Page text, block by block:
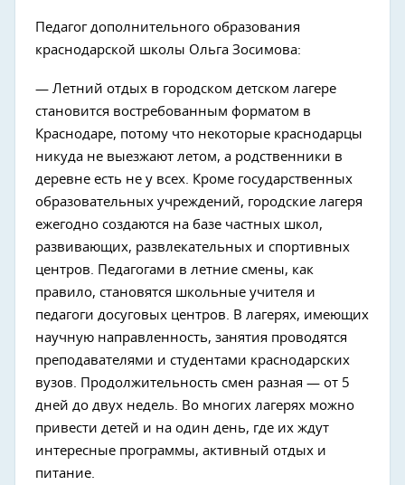
Педагог дополнительного образования
краснодарской школы Ольга Зосимова:
— Летний отдых в городском детском лагере
становится востребованным форматом в
Краснодаре, потому что некоторые краснодарцы
никуда не выезжают летом, а родственники в
деревне есть не у всех. Кроме государственных
образовательных учреждений, городские лагеря
ежегодно создаются на базе частных школ,
развивающих, развлекательных и спортивных
центров. Педагогами в летние смены, как
правило, становятся школьные учителя и
педагоги досуговых центров. В лагерях, имеющих
научную направленность, занятия проводятся
преподавателями и студентами краснодарских
вузов. Продолжительность смен разная — от 5
дней до двух недель. Во многих лагерях можно
привести детей и на один день, где их ждут
интересные программы, активный отдых и
питание.